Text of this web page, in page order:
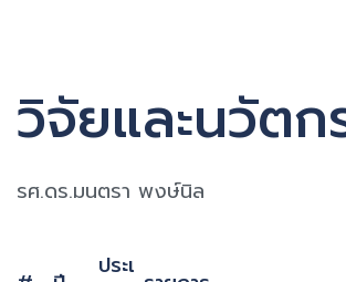
วิจัยและนวัตก
รศ.ดร.มนตรา พงษ์นิล
ประเ